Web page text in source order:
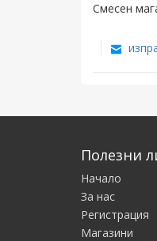
Смесен
Полезни
Начало
За нас
Регистрация
Магазини